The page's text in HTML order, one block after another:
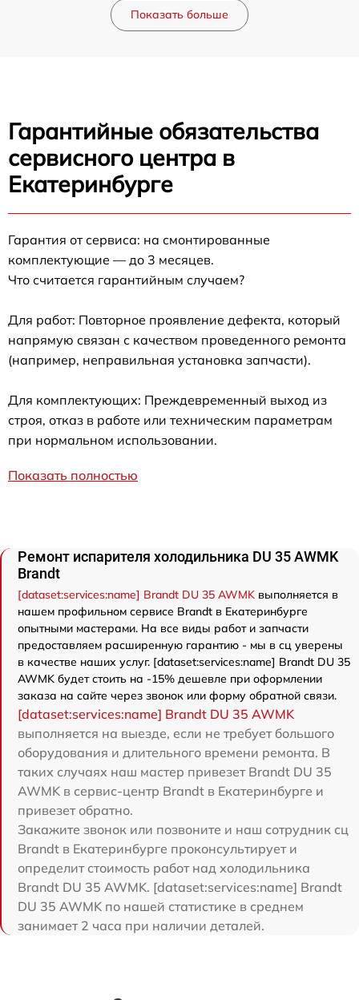
Показать больше
Гарантийные обязательства
сервисного центра в
Екатеринбурге
Гарантия от сервиса: на смонтированные
комплектующие — до 3 месяцев.
Что считается гарантийным случаем?
Для работ: Повторное проявление дефекта, который
напрямую связан с качеством проведенного ремонта
(например, неправильная установка запчасти).
Для комплектующих: Преждевременный выход из
строя, отказ в работе или техническим параметрам
при нормальном использовании.
Показать полностью
Ремонт испарителя холодильника DU 35 AWMK
Brandt
[dataset:services:name] Brandt DU 35 AWMK выполняется в
нашем профильном сервисе Brandt в Екатеринбурге
опытными мастерами. На все виды работ и запчасти
предоставляем расширенную гарантию - мы в сц уверены
в качестве наших услуг. [dataset:services:name] Brandt DU 35
AWMK будет стоить на -15% дешевле при оформлении
заказа на сайте через звонок или форму обратной связи.
[dataset:services:name] Brandt DU 35 AWMK
выполняется на выезде, если не требует большого
оборудования и длительного времени ремонта. В
таких случаях наш мастер привезет Brandt DU 35
AWMK в сервис-центр Brandt в Екатеринбурге и
привезет обратно.
Закажите звонок или позвоните и наш сотрудник сц
Brandt в Екатеринбурге проконсультирует и
определит стоимость работ над холодильника
Brandt DU 35 AWMK. [dataset:services:name] Brandt
DU 35 AWMK по нашей статистике в среднем
занимает 2 часа при наличии деталей.